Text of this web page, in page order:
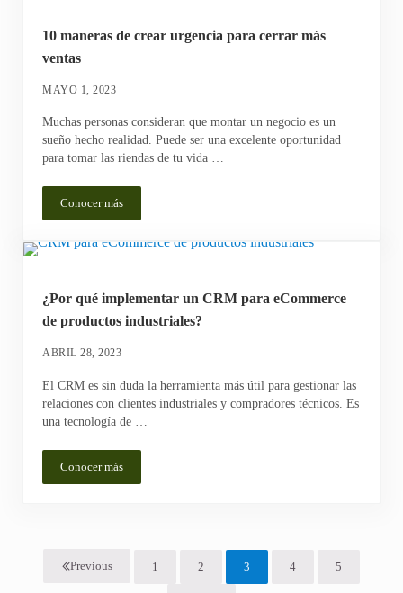
10 maneras de crear urgencia para cerrar más
ventas
MAYO 1, 2023
Muchas personas consideran que montar un negocio es un
sueño hecho realidad. Puede ser una excelente oportunidad
para tomar las riendas de tu vida …
Conocer más10 maneras de crear urgencia para cerrar más ventas
¿Por qué implementar un CRM para eCommerce
de productos industriales?
ABRIL 28, 2023
El CRM es sin duda la herramienta más útil para gestionar las
relaciones con clientes industriales y compradores técnicos. Es
una tecnología de …
Conocer más¿Por qué implementar un CRM para eCommerce de productos
Previous Página
1 Página
2 Página
3 Página
4 Página
5